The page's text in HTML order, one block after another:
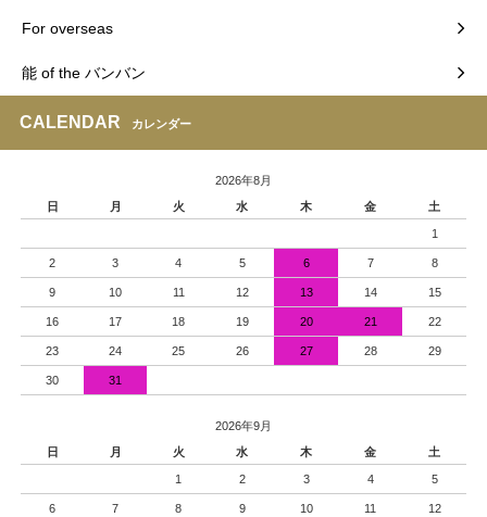
For overseas
能 of the バンバン
CALENDAR カレンダー
2026年8月
日
月 火 水 木 金 土
1
2 3 4 5 6 7 8
9 10 11 12 13 14 15
16 17 18 19 20 21 22
23 24 25 26 27 28 29
30 31
2026年9月
日
月 火 水 木 金 土
1 2 3 4 5
6 7 8 9 10 11 12